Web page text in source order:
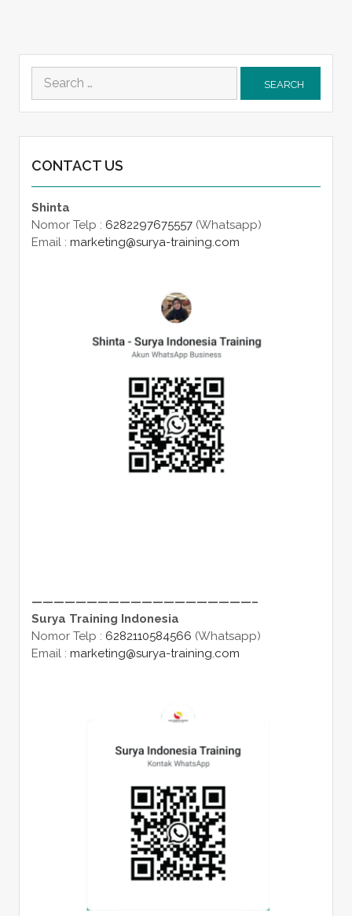
Search
for:
CONTACT US
Shinta
Nomor Telp : 6282297675557(Whatsapp)
Email : marketing@surya-training.com
————————————————————–
Surya Training Indonesia
Nomor Telp : 6282110584566 (Whatsapp)
Email : marketing@surya-training.com